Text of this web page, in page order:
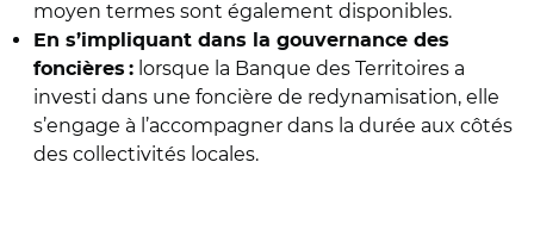
moyen termes sont également disponibles.
En s’impliquant dans la gouvernance des
foncières : lorsque la Banque des Territoires a
investi dans une foncière de redynamisation, elle
s’engage à l’accompagner dans la durée aux côtés
des collectivités locales.